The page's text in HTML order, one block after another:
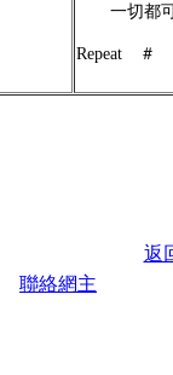
一切都
Repeat ＃
返
聯絡網主